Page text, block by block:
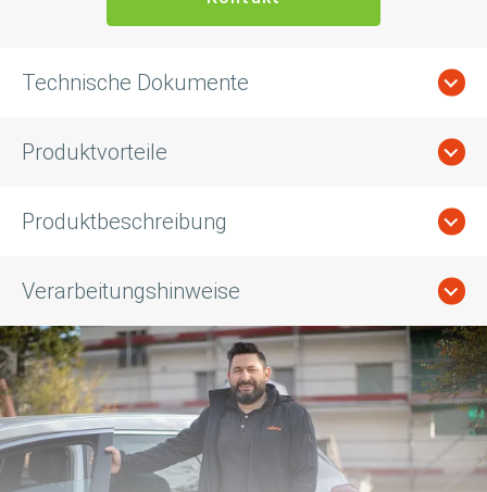
Technische Dokumente
Produktvorteile
Produktbeschreibung
Verarbeitungshinweise